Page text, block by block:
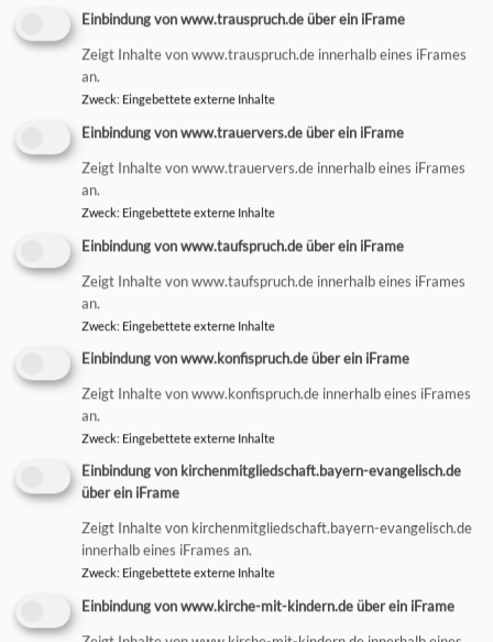
Reden über Gott und die Welt im Pub
KEMPTENER KINDER- UND
JUGENDKANTOREI
Einbindung von www.trauspruch.de über ein iFrame
Zeigt Inhalte von www.trauspruch.de innerhalb eines iFrames
an.
Zweck: Eingebettete externe Inhalte
Einbindung von www.trauervers.de über ein iFrame
Zeigt Inhalte von www.trauervers.de innerhalb eines iFrames
an.
Zweck: Eingebettete externe Inhalte
Einbindung von www.taufspruch.de über ein iFrame
Zeigt Inhalte von www.taufspruch.de innerhalb eines iFrames
an.
Zweck: Eingebettete externe Inhalte
Einbindung von www.konfispruch.de über ein iFrame
Zeigt Inhalte von www.konfispruch.de innerhalb eines iFrames
an.
Zweck: Eingebettete externe Inhalte
Einbindung von kirchenmitgliedschaft.bayern-evangelisch.de
über ein iFrame
Zeigt Inhalte von kirchenmitgliedschaft.bayern-evangelisch.de
innerhalb eines iFrames an.
Zweck: Eingebettete externe Inhalte
Einbindung von www.kirche-mit-kindern.de über ein iFrame